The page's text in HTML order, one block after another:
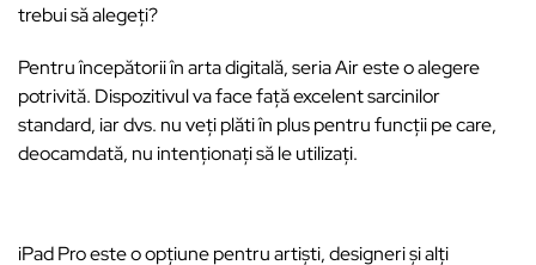
trebui să alegeți?
Pentru începătorii în arta digitală, seria Air este o alegere
potrivită. Dispozitivul va face față excelent sarcinilor
standard, iar dvs. nu veți plăti în plus pentru funcții pe care,
deocamdată, nu intenționați să le utilizați.
iPad Pro este o opțiune pentru artiști, designeri și alți